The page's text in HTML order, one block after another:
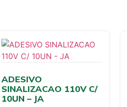
ADESIVO
SINALIZACAO 110V C/
10UN – JA